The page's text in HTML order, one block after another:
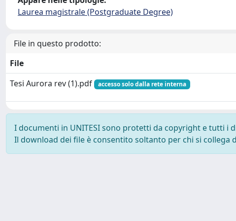
Laurea magistrale (Postgraduate Degree)
File in questo prodotto:
File
Tesi Aurora rev (1).pdf
accesso solo dalla rete interna
I documenti in UNITESI sono protetti da copyright e tutti i
Il download dei file è consentito soltanto per chi si collega